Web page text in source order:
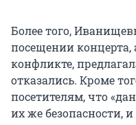
Более того,
посещении
конфликте,
отказались. Кроме
посетителям, что
их же безопасности,